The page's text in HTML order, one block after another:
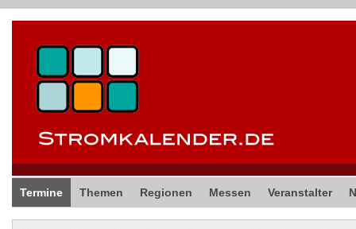
Termine Themen Regionen Messen Veranstalter